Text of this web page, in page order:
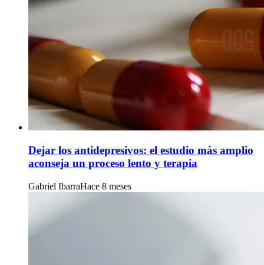
Dejar los antidepresivos: el estudio más amplio
aconseja un proceso lento y terapia
Gabriel IbarraHace 8 meses